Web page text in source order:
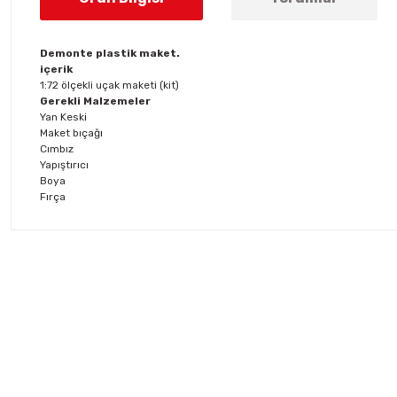
Demonte plastik maket.
içerik
1:72 ölçekli uçak maketi (kit)
Gerekli Malzemeler
Yan Keski
Maket bıçağı
Cımbız
Yapıştırıcı
Boya
Fırça